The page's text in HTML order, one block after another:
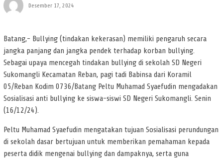
Desember 17, 2024
Batang,- Bullying (tindakan kekerasan) memiliki pengaruh secara
jangka panjang dan jangka pendek terhadap korban bullying.
Sebagai upaya mencegah tindakan bullying di sekolah SD Negeri
Sukomangli Kecamatan Reban, pagi tadi Babinsa dari Koramil
05/Reban Kodim 0736/Batang Peltu Muhamad Syaefudin mengadakan
Sosialisasi anti bullying ke siswa-siswi SD Negeri Sukomangli. Senin
(16/12/24).
Peltu Muhamad Syaefudin mengatakan tujuan Sosialisasi perundungan
di sekolah dasar bertujuan untuk memberikan pemahaman kepada
peserta didik mengenai bullying dan dampaknya, serta guna